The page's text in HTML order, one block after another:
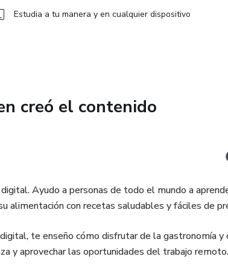
Estudia a tu manera y en cualquier dispositivo
creó el contenido
Ayudo a personas de todo el mundo a
alimentación con recetas saludables y fáciles de
te enseño cómo disfrutar de la gastronomía y
y aprovechar las oportunidades del trabajo remoto.